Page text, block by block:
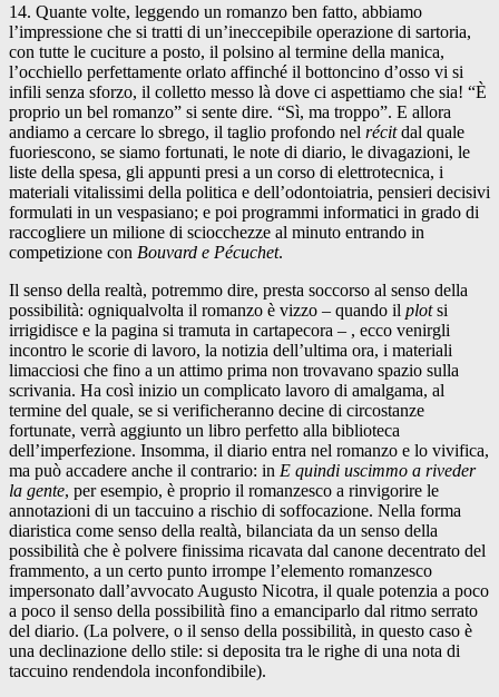
14. Quante volte, leggendo un romanzo ben fatto, abbiamo
l’impressione che si tratti di un’ineccepibile operazione di sartoria,
con tutte le cuciture a posto, il polsino al termine della manica,
l’occhiello perfettamente orlato affinché il bottoncino d’osso vi si
infili senza sforzo, il colletto messo là dove ci aspettiamo che sia! “È
proprio un bel romanzo” si sente dire. “Sì, ma troppo”. E allora
andiamo a cercare lo sbrego, il taglio profondo nel récitdal quale
fuoriescono, se siamo fortunati, le note di diario, le divagazioni, le
liste della spesa, gli appunti presi a un corso di elettrotecnica, i
materiali vitalissimi della politica e dell’odontoiatria, pensieri decisivi
formulati in un vespasiano; e poi programmi informatici in grado di
raccogliere un milione di sciocchezze al minuto entrando in
competizione con Bouvard e Pécuchet.
Il senso della realtà, potremmo dire, presta soccorso al senso della
possibilità: ogniqualvolta il romanzo è vizzo – quando il plotsi
irrigidisce e la pagina si tramuta in cartapecora – , ecco venirgli
incontro le scorie di lavoro, la notizia dell’ultima ora, i materiali
limacciosi che fino a un attimo prima non trovavano spazio sulla
scrivania. Ha così inizio un complicato lavoro di amalgama, al
termine del quale, se si verificheranno decine di circostanze
fortunate, verrà aggiunto un libro perfetto alla biblioteca
dell’imperfezione. Insomma, il diario entra nel romanzo e lo vivifica,
ma può accadere anche il contrario: in E quindi uscimmo a riveder
la gente, per esempio, è proprio il romanzesco a rinvigorire le
annotazioni di un taccuino a rischio di soffocazione. Nella forma
diaristica come senso della realtà, bilanciata da un senso della
possibilità che è polvere finissima ricavata dal canone decentrato del
frammento, a un certo punto irrompe l’elemento romanzesco
impersonato dall’avvocato Augusto Nicotra, il quale potenzia a poco
a poco il senso della possibilità fino a emanciparlo dal ritmo serrato
del diario. (La polvere, o il senso della possibilità, in questo caso è
una declinazione dello stile: si deposita tra le righe di una nota di
taccuino rendendola inconfondibile).